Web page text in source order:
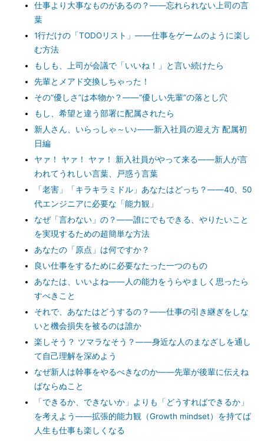
仕事より大事なものがあるの？――忘れられない上司の言
葉
1行だけの「TODOリスト」――仕事をゲームのように楽し
む方法
もしも、上司が会議で「いいね！」と言い続けたら
先輩とメアド交換しちゃった！
その“優しさ”は本物か？――“優しい先輩”の落とし穴
もし、希望と違う部署に配属されたら
新人さん、いらっしゃ～い♪――新入社員の迎え方 配属初
日編
ヤァ！ ヤァ！ ヤァ！ 新入社員がやって来る――新人が言
われてうれしい言葉、戸惑う言葉
「老害」「キラキラミドル」あなたはどっち？――40、50
代エンジニアに必要な「能力観」
なぜ「言わない」の？――誰にでもできる、やりたいこと
を実現するための超簡単な方法
あなたの「原点」は何ですか？
良い仕事をするために必要なたった一つのもの
あなたは、いいよね――人の能力をうらやましく思ったら
すべきこと
それで、あなたはどうするの？――仕事の引き継ぎをしな
いと機会損失を被るのは誰か
楽しそう？ ツマラなそう？――身近な人のまなざしを通し
て自己理解を深めよう
なぜ新人は幹事をやるべきなのか――先輩が後輩に伝えね
ばならぬこと
「できるか、できないか」よりも「どうすればできるか」
を考えよう――拡張的能力観（Growth mindset）を持てば
人生も仕事も楽しくなる